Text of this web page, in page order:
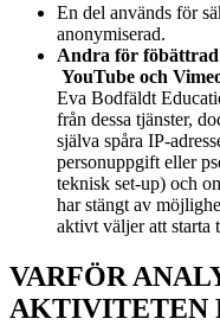
En del används för
anonymiserad.
Andra för föbättrad
YouTube och
Eva Bodfäldt
från dessa tjänster,
själva spåra IP-
personuppgift eller
teknisk set-up) och
har stängt av
aktivt väljer att starta
VARFÖR
AKTIVITETEN